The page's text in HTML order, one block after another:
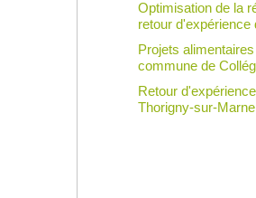
Optimisation de la
retour
Projets
commune de
Retour
Thorigny-sur-Marne